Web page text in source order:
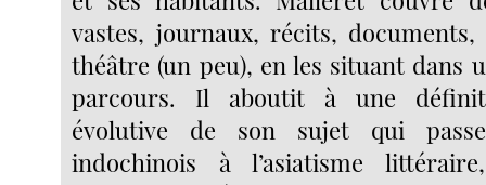
vastes, journaux, récits, documents,
théâtre (un peu), en les situant dans
parcours. Il aboutit à une
évolutive de son sujet qui
indochinois à l’asiatisme